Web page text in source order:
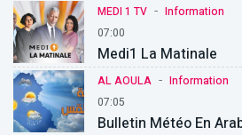
MEDI 1 TV - Information
07:00
Medi1 La Matinale
AL AOULA - Information
07:05
Bulletin Météo En